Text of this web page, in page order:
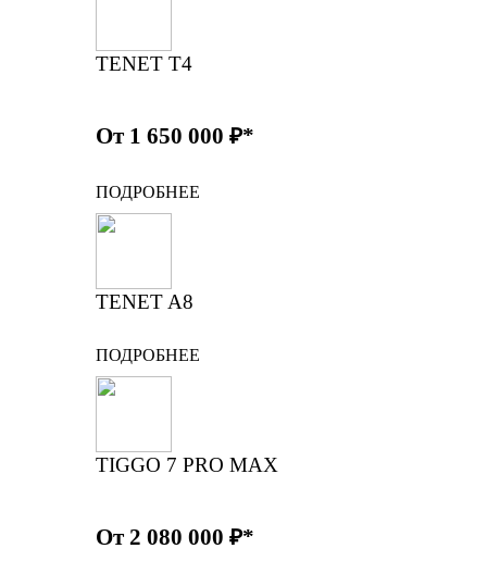
TENET T4
От 1 650 000 ₽*
ПОДРОБНЕЕ
TENET A8
ПОДРОБНЕЕ
TIGGO 7 PRO MAX
От 2 080 000 ₽*